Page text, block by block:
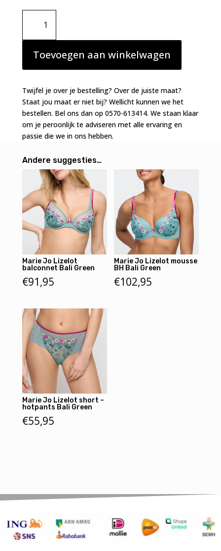
Marie
Lizelot
balconnet
Bali
Green
Toevoegen aan winkelwagen
Twijfel je over je bestelling? Over de juiste maat?
Staat jou maat er niet bij? Wellicht kunnen we het
bestellen. Bel ons dan op 0570-613414. We staan klaar
om je peroonlijk te adviseren met alle ervaring en
passie die we in ons hebben.
Andere suggesties…
Marie Jo Lizelot
balconnet Bali Green
€91,95
Marie Jo Lizelot mousse
BH Bali Green
€102,95
Marie Jo Lizelot short –
hotpants Bali Green
€55,95